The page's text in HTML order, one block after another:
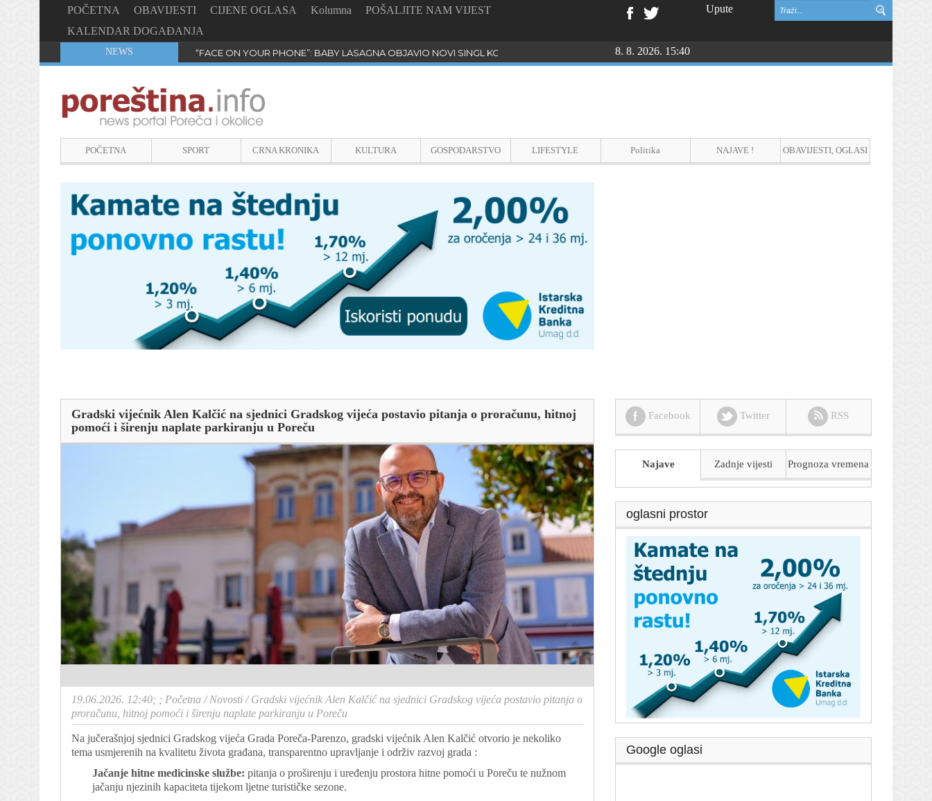
POČETNA OBAVIJESTI CIJENE OGLASA Kolumna
POŠALJITE NAM VIJEST
KALENDAR DOGAĐANJA
Upute
NEWS “FACE ON YOUR PHONE”: BABY LASAGNA OBJAVIO NOVI SINGL KOJI PROGOVARA O BULLYINGU8. 8. 2026. 15:40
POČETNA SPORT CRNA KRONIKA KULTURA GOSPODARSTVO LIFESTYLE Politika NAJAVE ! OBAVIJESTI, OGLASI
Gradski vijećnik Alen Kalčić na sjednici Gradskog vijeća postavio pitanja o proračunu, hitnoj
pomoći i širenju naplate parkiranju u Poreču
19.06.2026. 12:40; ; Početna /Novosti /Gradski vijećnik Alen Kalčić na sjednici Gradskog vijeća postavio pitanja o
proračunu, hitnoj pomoći i širenju naplate parkiranju u Poreču
Na jučerašnjoj sjednici Gradskog vijeća Grada Poreča-Parenzo, gradski vijećnik Alen Kalčić otvorio je nekoliko
tema usmjerenih na kvalitetu života građana, transparentno upravljanje i održiv razvoj grada :
Jačanje hitne medicinske službe: pitanja o proširenju i uređenju prostora hitne pomoći u Poreču te nužnom
jačanju njezinih kapaciteta tijekom ljetne turističke sezone.
Facebook Twitter RSS
Najave Zadnje vijesti Prognoza vremena
oglasni prostor
Google oglasi